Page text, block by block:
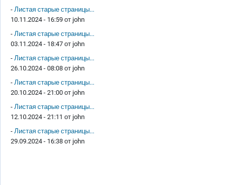
- Листая старые страницы...
10.11.2024 - 16:59 от john
- Листая старые страницы...
03.11.2024 - 18:47 от john
- Листая старые страницы...
26.10.2024 - 08:08 от john
- Листая старые страницы...
20.10.2024 - 21:00 от john
- Листая старые страницы...
12.10.2024 - 21:11 от john
- Листая старые страницы...
29.09.2024 - 16:38 от john